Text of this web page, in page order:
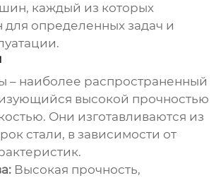
, каждый из которых
для определенных задач и
– наиболее распространенный
высокой прочностью
Они изготавливаются из
стали, в зависимости от
Высокая прочность,